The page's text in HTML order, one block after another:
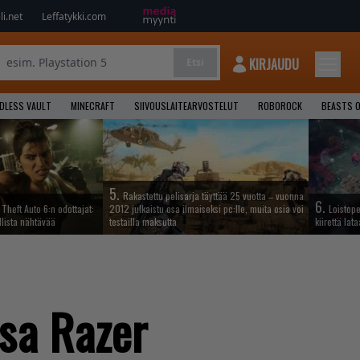
Leffatykki.com
KIRJAUDU
VAULT MINECRAFT SIIVOUSLAITEARVOSTELUT ROBOROCK BEASTS
Auto 6:n odottajat:
nähtävää
5. Rakastettu pelisarja täyttää 25 vuotta – vuonna
2012 julkaistu osa ilmaiseksi pc:lle, muita osia voi
testailla maksutta
6.
kiirettä
Razer